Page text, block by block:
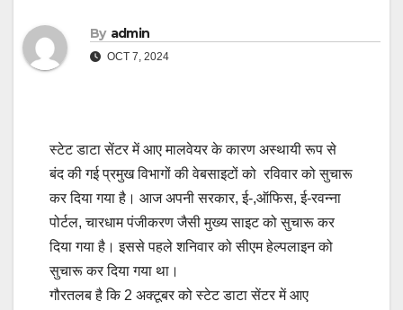
By admin
OCT 7, 2024
स्टेट डाटा सेंटर में आए मालवेयर के कारण अस्थायी रूप से
बंद की गई प्रमुख विभागों की वेबसाइटों को रविवार को सुचारू
कर दिया गया है। आज अपनी सरकार, ई-,ऑफिस, ई-रवन्ना
पोर्टल, चारधाम पंजीकरण जैसी मुख्य साइट को सुचारू कर
दिया गया है। इससे पहले शनिवार को सीएम हेल्पलाइन को
सुचारू कर दिया गया था।
गौरतलब है कि 2 अक्टूबर को स्टेट डाटा सेंटर में आए